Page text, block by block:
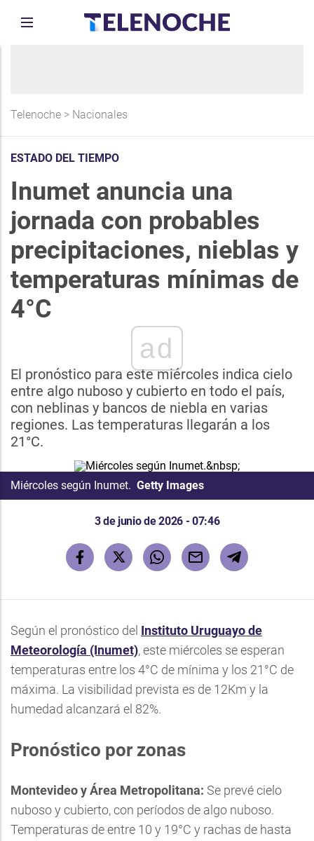
Telenoche > Nacionales
ESTADO DEL TIEMPO
Inumet anuncia una
jornada con probables
precipitaciones, nieblas y
temperaturas mínimas de
4°C
ad
El pronóstico para este miércoles indica cielo
entre algo nuboso y cubierto en todo el país,
con neblinas y bancos de niebla en varias
regiones. Las temperaturas llegarán a los
21°C.
Miércoles según Inumet. Getty Images
3 de junio de 2026 - 07:46
Según el pronóstico del Instituto Uruguayo de
Meteorología (Inumet), este miércoles se esperan
temperaturas entre los 4°C de mínima y los 21°C de
máxima. La visibilidad prevista es de 12Km y la
humedad alcanzará el 82%.
Pronóstico por zonas
Montevideo y Área Metropolitana: Se prevé cielo
nuboso y cubierto, con períodos de algo nuboso.
Temperaturas de entre 10 y 19°C y rachas de hasta